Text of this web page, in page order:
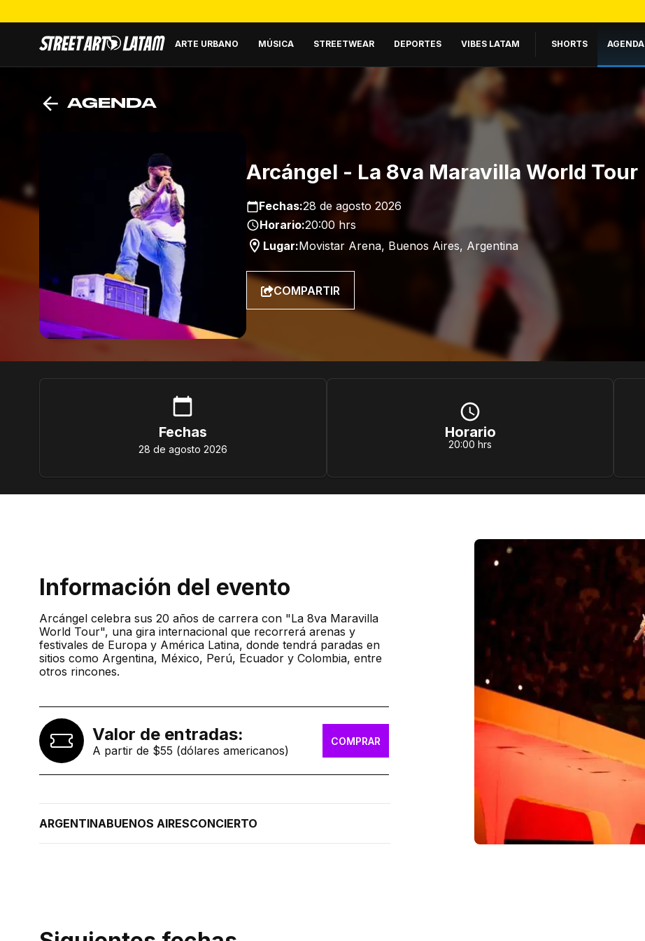
ARTE URBANO MÚSICA STREETWEAR DEPORTES VIBES LATAM SHORTS AGENDA
AGENDA
Arcángel - La 8va Maravilla World Tour
Fechas:28 de agosto 2026
Horario:20:00 hrs
Lugar:Movistar Arena, Buenos Aires, Argentina
COMPARTIR
Fechas
28 de agosto 2026
Horario
20:00 hrs
Información del evento
Arcángel celebra sus 20 años de carrera con "La 8va Maravilla
World Tour", una gira internacional que recorrerá arenas y
festivales de Europa y América Latina, donde tendrá paradas en
sitios como Argentina, México, Perú, Ecuador y Colombia, entre
otros rincones.
Valor de entradas:
A partir de $55 (dólares americanos)
COMPRAR
ARGENTINABUENOS AIRESCONCIERTO